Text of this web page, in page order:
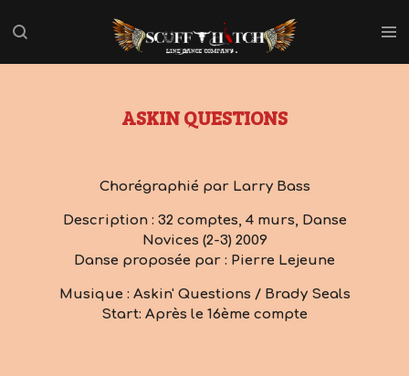
au
ASKIN QUESTIONS
Chorégraphié par Larry Bass
Description : 32 comptes, 4 murs, Danse
Novices (2-3) 2009
Danse proposée par : Pierre Lejeune
Musique : Askin' Questions / Brady Seals
Start: Après le 16ème compte